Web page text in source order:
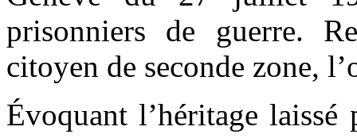
prisonniers de guerre.
citoyen de seconde zone,
Évoquant l’héritage